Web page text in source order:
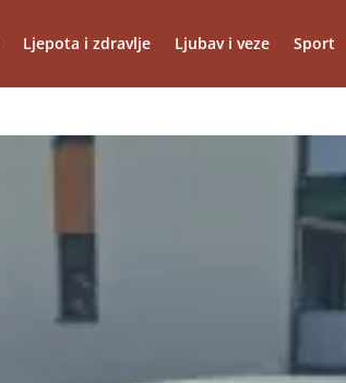
Ljepota i zdravlje Ljubav i veze Sport